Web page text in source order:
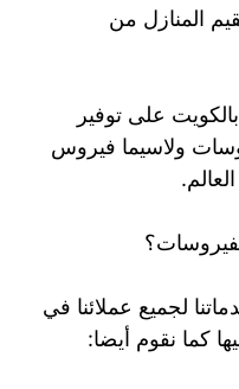
المنازل من
على توفير
ولاسيما فيروس
لجميع عملائنا في
كما نقوم أيضا: